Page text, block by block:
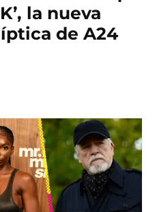
la nueva
de A24